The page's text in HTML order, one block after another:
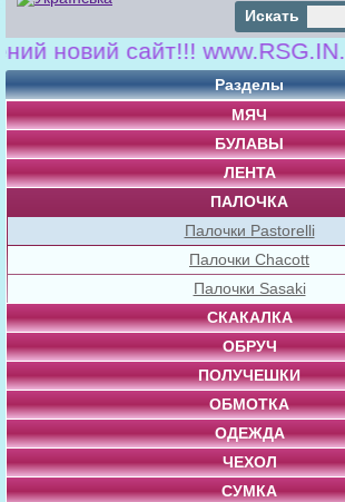
Искать
новий сайт!!! www.RSG.IN.UA
Разделы
МЯЧ
БУЛАВЫ
ЛЕНТА
ПАЛОЧКА
Палочки Pastorelli
Палочки Chacott
Палочки Sasaki
СКАКАЛКА
ОБРУЧ
ПОЛУЧЕШКИ
ОБМОТКА
ОДЕЖДА
ЧЕХОЛ
СУМКА